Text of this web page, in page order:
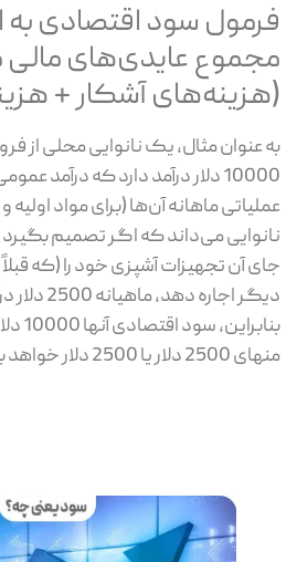
فرمول سود اقتصادی
مجموع عایدی‌های مالی
(هزینه‌های آشکار +
به عنوان مثال، یک نانوایی محلی از
10000 دلار درآمد دارد که
نانوایی می‌داند که اگر تصمیم
جای آن تجهیزات آشپزی خود را (که قبلاً
دیگر اجاره
منهای 2500 دلار یا 2500 دلار خواهد بود.